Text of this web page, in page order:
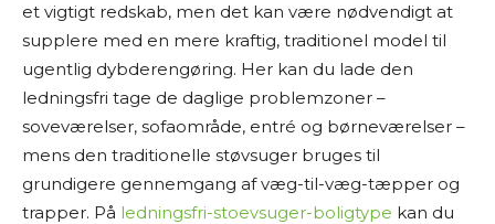
et vigtigt redskab, men det kan være nødvendigt at
supplere med en mere kraftig, traditionel model til
ugentlig dybderengøring. Her kan du lade den
ledningsfri tage de daglige problemzoner –
soveværelser, sofaområde, entré og børneværelser –
mens den traditionelle støvsuger bruges til
grundigere gennemgang af væg-til-væg-tæpper og
trapper. På ledningsfri-stoevsuger-boligtype kan du